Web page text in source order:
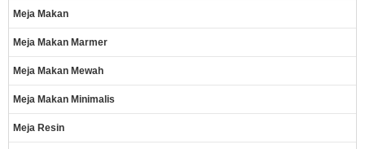
Meja Makan
Meja Makan Marmer
Meja Makan Mewah
Meja Makan Minimalis
Meja Resin